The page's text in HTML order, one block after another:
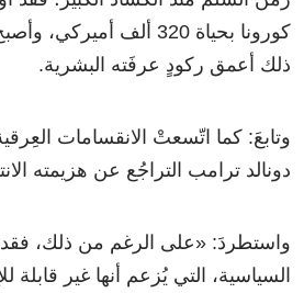
كورونا بحياة 320 ألف
ذلك أعمق ركودٍ عرفَته البشرية.
وتابعَ: كما اتّسعتْ الانقسامات
دونالد ترامب التراجُع عن هزيمته
واستطردَ: «على الرغم من ذلك،
السياسية، التي يُزعم أنها غير قابلة